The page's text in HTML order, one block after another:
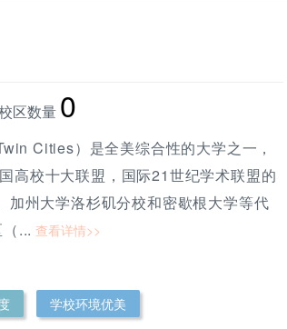
明尼苏达大学双城分校
区数量 0
Cities）是全美综合性的大学之一，
高校十大联盟，国际21世纪学术联盟的
加州大学洛杉矶分校和密歇根大学等代
... 查看详情>>
学校环境优美